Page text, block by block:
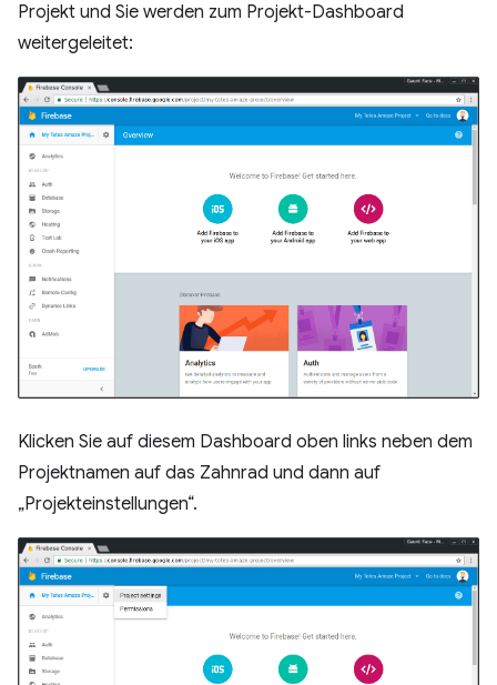
Projekt und Sie werden zum Projekt-Dashboard
weitergeleitet:
Klicken Sie auf diesem Dashboard oben links neben dem
Projektnamen auf das Zahnrad und dann auf
„Projekteinstellungen“.